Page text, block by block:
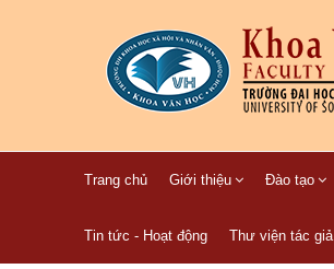
Trang chủ Giới thiệu Đào tạo
Tin tức - Hoạt động Thư viện tác giả